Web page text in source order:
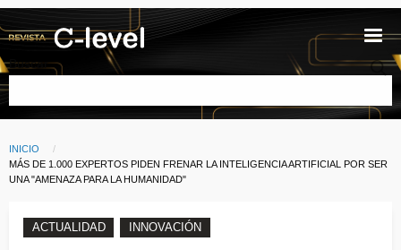
Pasar al contenido principal
Buscar
Ruta de navegación
INICIO
CURRENT:
MÁS DE 1.000 EXPERTOS PIDEN FRENAR LA INTELIGENCIA ARTIFICIAL POR SER
UNA "AMENAZA PARA LA HUMANIDAD"
ACTUALIDAD INNOVACIÓN